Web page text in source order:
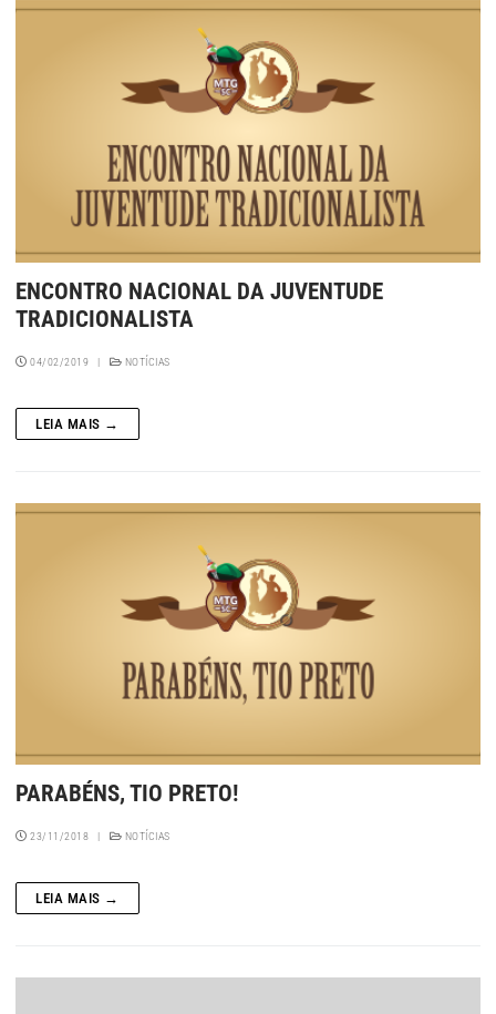
ENCONTRO NACIONAL DA JUVENTUDE
TRADICIONALISTA
04/02/2019 | NOTÍCIAS
LEIA MAIS →
PARABÉNS, TIO PRETO!
23/11/2018 | NOTÍCIAS
LEIA MAIS →